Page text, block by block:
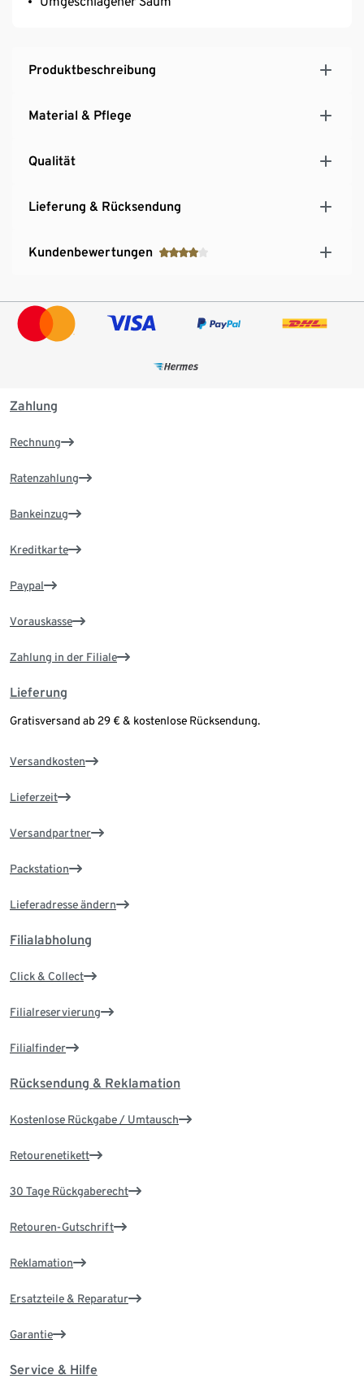
Produktbeschreibung
Material & Pflege
Qualität
Lieferung & Rücksendung
Kundenbewertungen
Zahlung
Rechnung
Ratenzahlung
Bankeinzug
Kreditkarte
Paypal
Vorauskasse
Zahlung in der Filiale
Lieferung
Gratisversand ab 29 € & kostenlose Rücksendung.
Versandkosten
Lieferzeit
Versandpartner
Packstation
Lieferadresse ändern
Filialabholung
Click & Collect
Filialreservierung
Filialfinder
Rücksendung & Reklamation
Kostenlose Rückgabe / Umtausch
Retourenetikett
30 Tage Rückgaberecht
Retouren-Gutschrift
Reklamation
Ersatzteile & Reparatur
Garantie
Service & Hilfe